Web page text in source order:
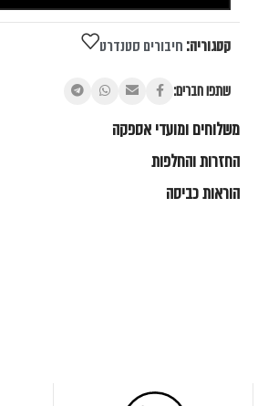
קטגוריה: חיבורים סטנדרט
שתפו חברים:
משלוחים ומועדי אספקה
החזרות והחלפות
הוראות כביסה